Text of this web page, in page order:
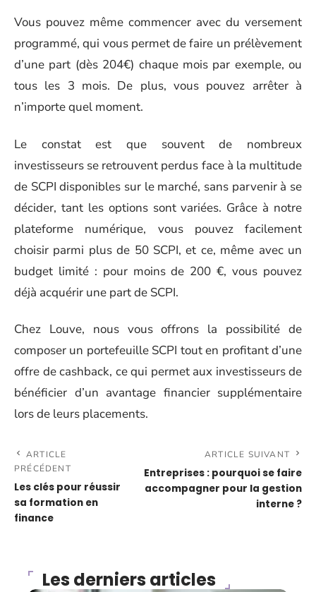
Vous pouvez même commencer avec du versement
programmé, qui vous permet de faire un prélèvement
d’une part (dès 204€) chaque mois par exemple, ou
tous les 3 mois. De plus, vous pouvez arrêter à
n’importe quel moment.
Le constat est que souvent de nombreux
investisseurs se retrouvent perdus face à la multitude
de SCPI disponibles sur le marché, sans parvenir à se
décider, tant les options sont variées. Grâce à notre
plateforme numérique, vous pouvez facilement
choisir parmi plus de 50 SCPI, et ce, même avec un
budget limité : pour moins de 200 €, vous pouvez
déjà acquérir une part de SCPI.
Chez Louve, nous vous offrons la possibilité de
composer un portefeuille SCPI tout en profitant d’une
offre de cashback, ce qui permet aux investisseurs de
bénéficier d’un avantage financier supplémentaire
lors de leurs placements.
ARTICLE
PRÉCÉDENT
Les clés pour réussir
sa formation en
finance
ARTICLE SUIVANT
Entreprises : pourquoi se faire
accompagner pour la gestion
interne ?
Les derniers articles